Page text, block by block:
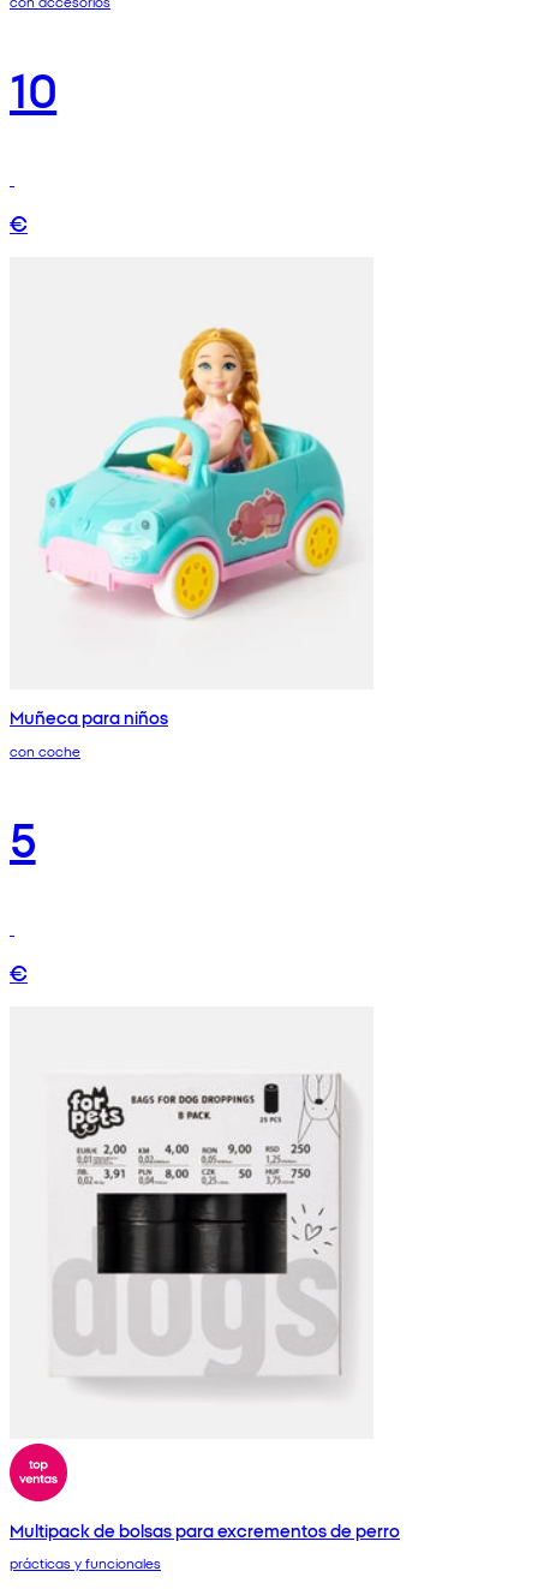
10
€
Muñeca para niños
con coche
5
€
Multipack de bolsas para excrementos de perro
prácticas y funcionales